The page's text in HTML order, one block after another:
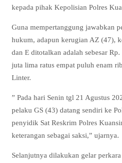
kepada pihak Kepolisian Polres
Guna mempertanggung jawabkan
hukum, adapun kerugian AZ (47),
dan E ditotalkan adalah sebesar
juta lima ratus empat puluh enam
Linter.
” Pada hari Senin tgl 21 Agustus
pelaku GS (43) datang sendiri ke
penyidik Sat Reskrim Polres
keterangan sebagai saksi,” ujarnya.
Selanjutnya dilakukan gelar